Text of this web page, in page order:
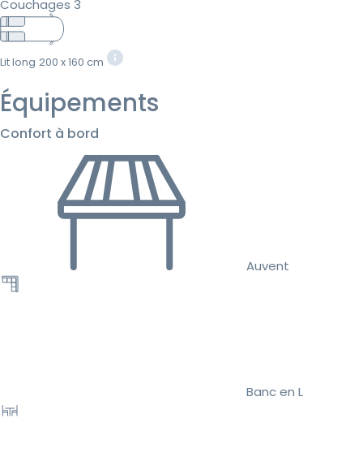
Couchages 3
Lit long 200 x 160 cm
Équipements
Confort à bord
Auvent
Banc en L